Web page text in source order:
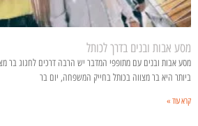
מסע אבות ובנים בדרך לכותל
מסע אבות ובנים עם מתופפי המדבר יש הרבה דרכים לחגוג בר
ביותר היא בר מצווה בכותל בחייק המשפחה, יום בר
קרא עוד »